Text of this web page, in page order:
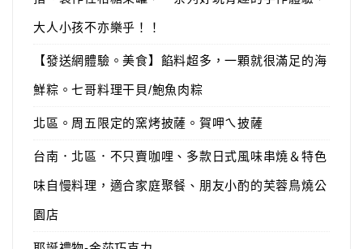
大人小孩不亦樂乎！！
【發送網體驗。美食】餡料超多，一顆就很滿足的海
鮮粽。七哥料理干貝/鮑魚肉粽
北區。周五限定的窯烤披薩。賀呷ㄟ披薩
台南．北區．不只賣咖哩、多款日式風味串燒＆特色
味自慢料理，適合家庭聚餐、朋友小酌的芙蓉鳥燒公
園店